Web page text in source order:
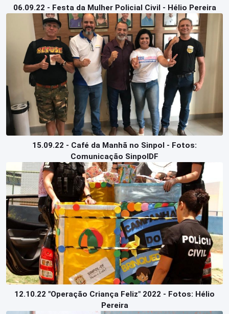
06.09.22 - Festa da Mulher Policial Civil - Hélio Pereira
15.09.22 - Café da Manhã no Sinpol - Fotos:
Comunicação SinpolDF
12.10.22 "Operação Criança Feliz" 2022 - Fotos: Hélio
Pereira